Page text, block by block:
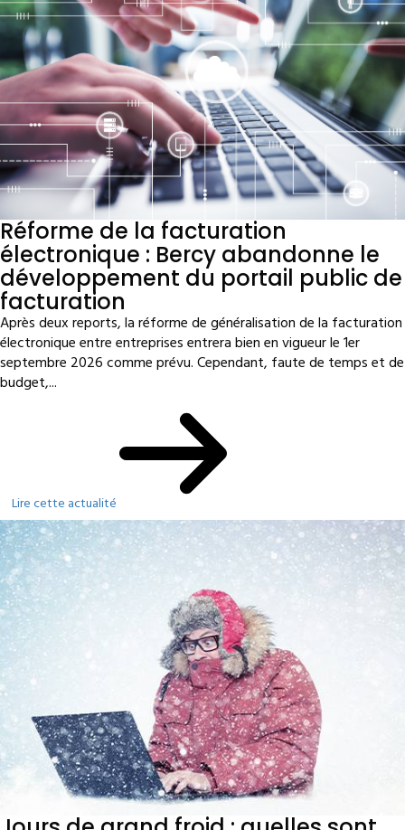
Réforme de la facturation
électronique : Bercy abandonne le
développement du portail public de
facturation
Après deux reports, la réforme de généralisation de la facturation
électronique entre entreprises entrera bien en vigueur le 1er
septembre 2026 comme prévu. Cependant, faute de temps et de
budget,...
Lire cette actualité